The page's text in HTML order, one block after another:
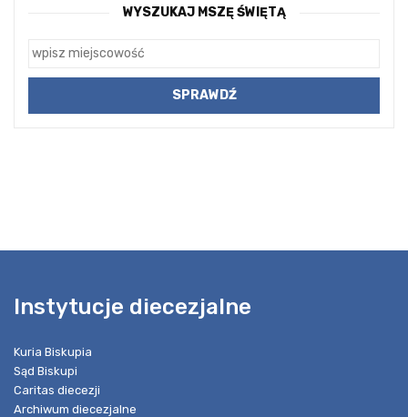
WYSZUKAJ MSZĘ ŚWIĘTĄ
Instytucje diecezjalne
Kuria Biskupia
Sąd Biskupi
Caritas diecezji
Archiwum diecezjalne